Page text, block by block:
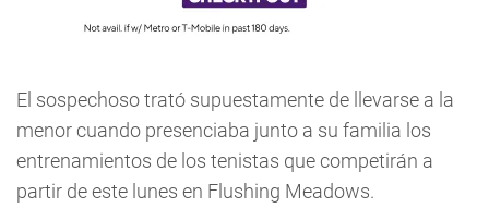
El sospechoso trató supuestamente de llevarse a la
menor cuando presenciaba junto a su familia los
entrenamientos de los tenistas que competirán a
partir de este lunes en Flushing Meadows.